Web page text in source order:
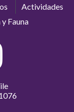
Actividades
Fauna